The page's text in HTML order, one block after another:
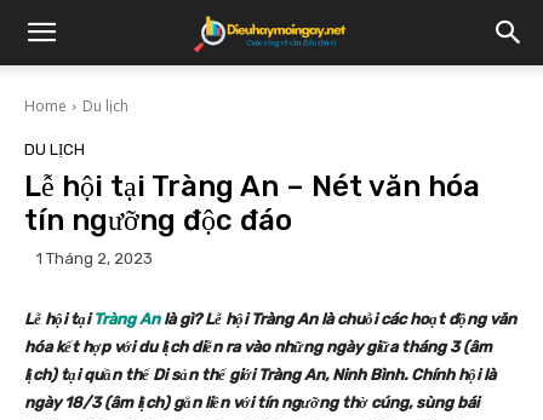
Home Du lịch
DU LỊCH
Lễ hội tại Tràng An – Nét văn hóa
tín ngưỡng độc đáo
1 Tháng 2, 2023
Lễ hội tạiTràng Anlà gì? Lễ hội Tràng An là chuỗi các hoạt động văn
hóa kết hợp với du lịch diễn ra vào những ngày giữa tháng 3 (âm
lịch) tại quần thể Di sản thế giới Tràng An, Ninh Bình. Chính hội là
ngày 18/3 (âm lịch) gắn liền với tín ngưỡng thờ cúng, sùng bái